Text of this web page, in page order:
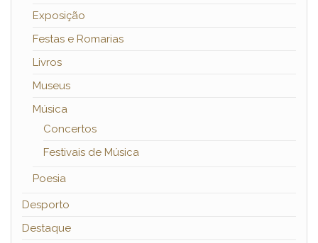
Exposição
Festas e Romarias
Livros
Museus
Música
Concertos
Festivais de Música
Poesia
Desporto
Destaque